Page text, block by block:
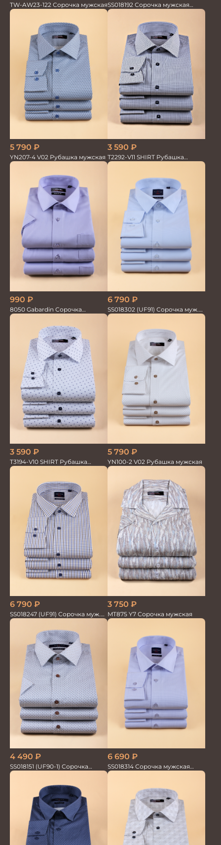
TW-AW23-122 Сорочка мужскаяSS018192 Сорочка мужская
GROSTYLE PRIME
5 790 ₽
YN207-4 V02 Рубашка мужская
3 590 ₽
T2292-V11 SHIRT Рубашка
мужская
990 ₽
8050 Gabardin Сорочка
мужская кор.рукав
6 790 ₽
SS018302 (UF91) Сорочка муж.
GROSTYLE TRENDY
3 590 ₽
T3194-V10 SHIRT Рубашка
мужская
5 790 ₽
YN100-2 V02 Рубашка мужская
6 790 ₽
SS018247 (UF91) Сорочка муж.
GROSTYLE TRENDY
3 750 ₽
MT875 Y7 Сорочка мужская
4 490 ₽
SS018151 (UF90-1) Сорочка
мужская GROSTYLE PRIME
6 690 ₽
SS018314 Сорочка мужская
GROSTYLE TRENDY